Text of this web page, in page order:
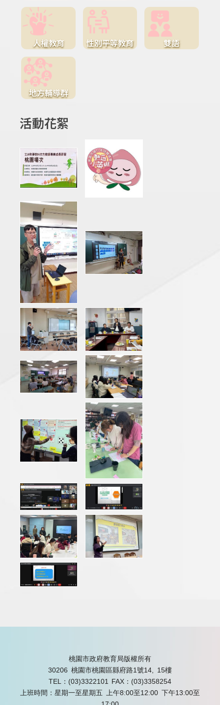
人權教育 性別平等教育 雙語
地方輔導群
活動花絮
桃園市政府教育局版權所有
30206 桃園市桃園區縣府路1號14, 15樓
TEL：(03)3322101
FAX：(03)3358254
上班時間：星期一至星期五 上午8:00至12:00 下午13:00至